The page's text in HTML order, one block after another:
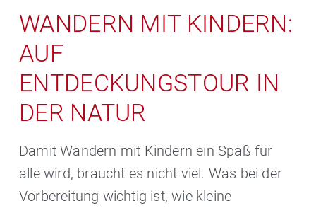
WANDERN MIT KINDERN:
AUF
ENTDECKUNGSTOUR IN
DER NATUR
Damit Wandern mit Kindern ein Spaß für
alle wird, braucht es nicht viel. Was bei der
Vorbereitung wichtig ist, wie kleine